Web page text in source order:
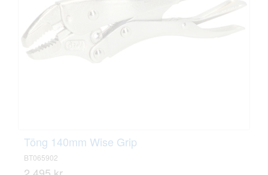
Töng 140mm Wise Grip
BT065902